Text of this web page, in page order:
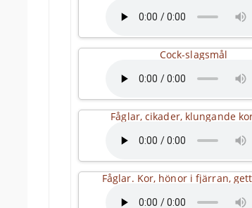
Cock-slagsmål
Fåglar, cikader, klungande
Fåglar. Kor, hönor i fjärran,